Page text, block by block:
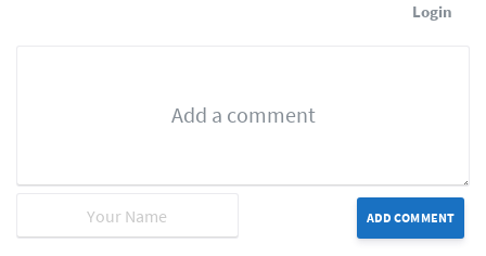
Login
ADD COMMENT